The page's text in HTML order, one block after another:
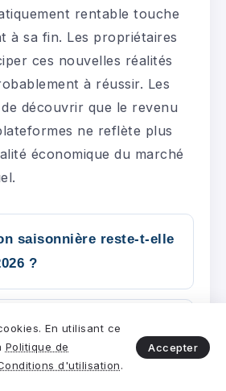
rentable touche
à sa fin. Les propriétaires
ces nouvelles réalités
à réussir. Les
découvrir que le revenu
ne reflète plus
économique du marché
saisonnière reste-t-elle
?
les principaux frais à
En utilisant ce
Politique de
d'utilisation.
Accepter